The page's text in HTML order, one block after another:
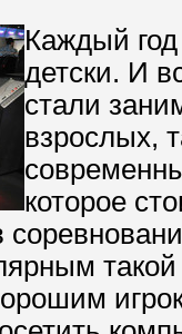
Каждый
детски. И
стали
взрослых,
которое
такой